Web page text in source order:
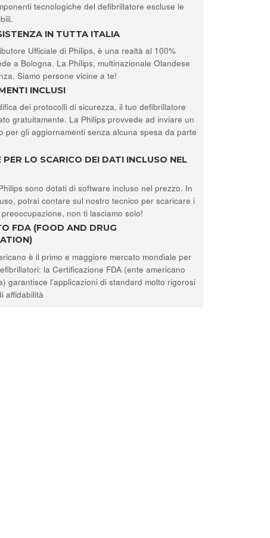
tecnologiche del defibrillatore escluse le
IN TUTTA ITALIA
Ufficiale di Philips, è una realtà al 100%
a Bologna. La Philips, multinazionale Olandese
Siamo persone vicine a te!
INCLUSI
dei protocolli di sicurezza, il tuo defibrillatore
gratuitamente. La Philips provvede ad inviare un
per gli aggiornamenti senza alcuna spesa da parte
PER LO SCARICO DEI DATI INCLUSO NEL
sono dotati di software incluso nel prezzo. In
potrai contare sul nostro tecnico per scaricare i
non ti lasciamo solo!
FDA (FOOD AND DRUG
è il primo e maggiore mercato mondiale per
la Certificazione FDA (ente americano
garantisce l’applicazioni di standard molto rigorosi
affidabilità